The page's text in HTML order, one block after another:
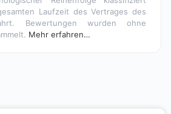
Laufzeit des Vertrages des
Bewertungen wurden ohne
Mehr erfahren…